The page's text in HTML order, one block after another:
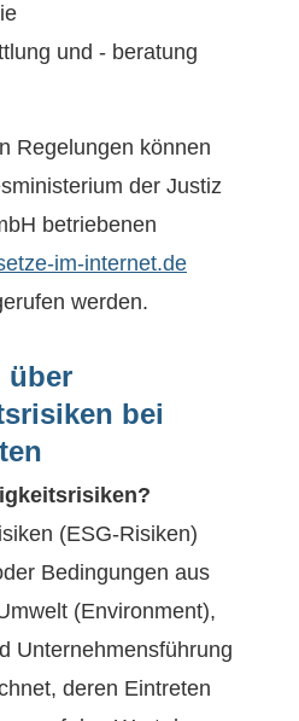
und - beratung
Regelungen können
der Justiz
betriebenen
im-internet.de
werden.
über
bei
(ESG-Risiken)
Bedingungen aus
(Environment),
Unternehmensführung
deren Eintreten